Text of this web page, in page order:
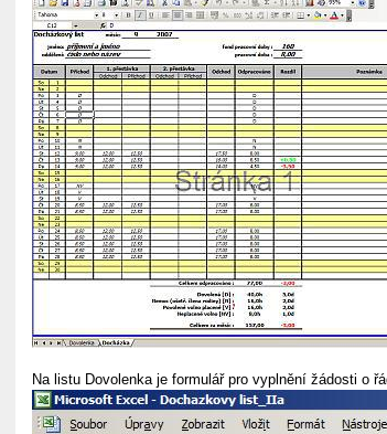
Na listu Dovolenka je formulář pro vyplnění žádosti o